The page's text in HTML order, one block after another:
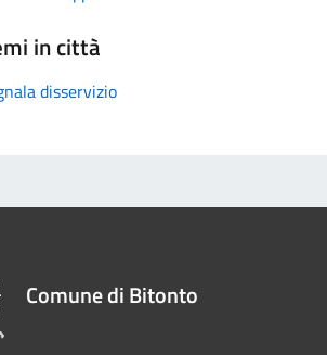
in città
disservizio
Comune di Bitonto